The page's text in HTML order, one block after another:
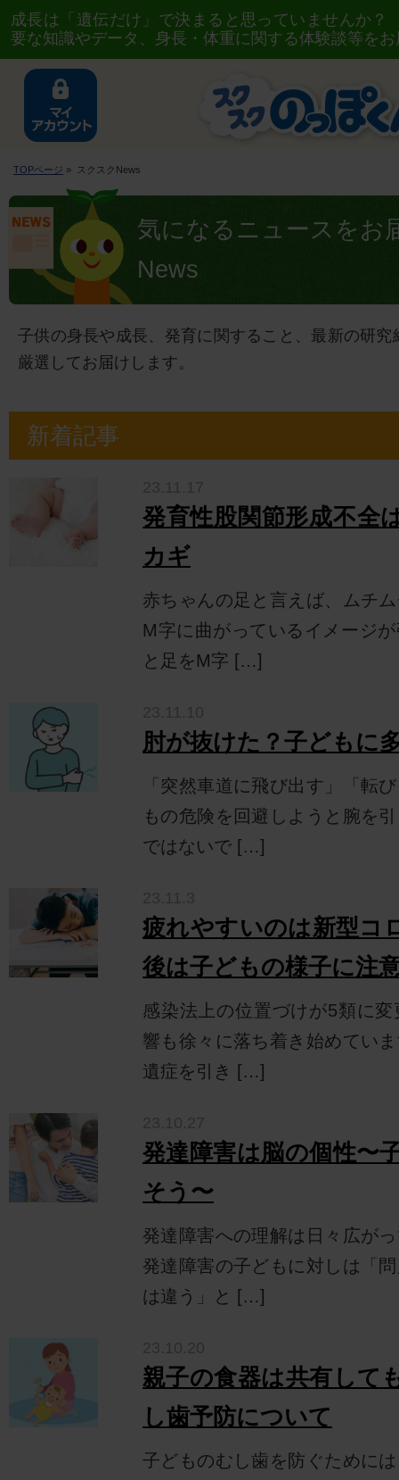
成長は「遺伝だけ」で決まると思っていませんか
要な知識やデータ、身長・体重に関する体験談等を
TOPページ » スクスクNews
気になるニュースをお
News
子供の身長や成長、発育に関すること、最新の研
厳選してお届けします。
新着記事
発育性股関節形成不全
カギ
赤ちゃんの足と言えば、ムチ
M字に曲がっているイメージ
と足をM字 […]
肘が抜けた？子どもに
「突然車道に飛び出す」「転
もの危険を回避しようと腕を
ではないで […]
疲れやすいのは新型コ
後は子どもの様子に注
感染法上の位置づけが5類に
響も徐々に落ち着き始めてい
遺症を引き […]
発達障害は脳の個性〜
そう〜
発達障害への理解は日々広が
発達障害の子どもに対しは「
は違う」と […]
親子の食器は共有して
し歯予防について
子どものむし歯を防ぐために